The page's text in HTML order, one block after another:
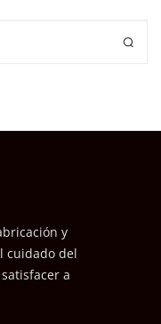
y
cuidado del
a